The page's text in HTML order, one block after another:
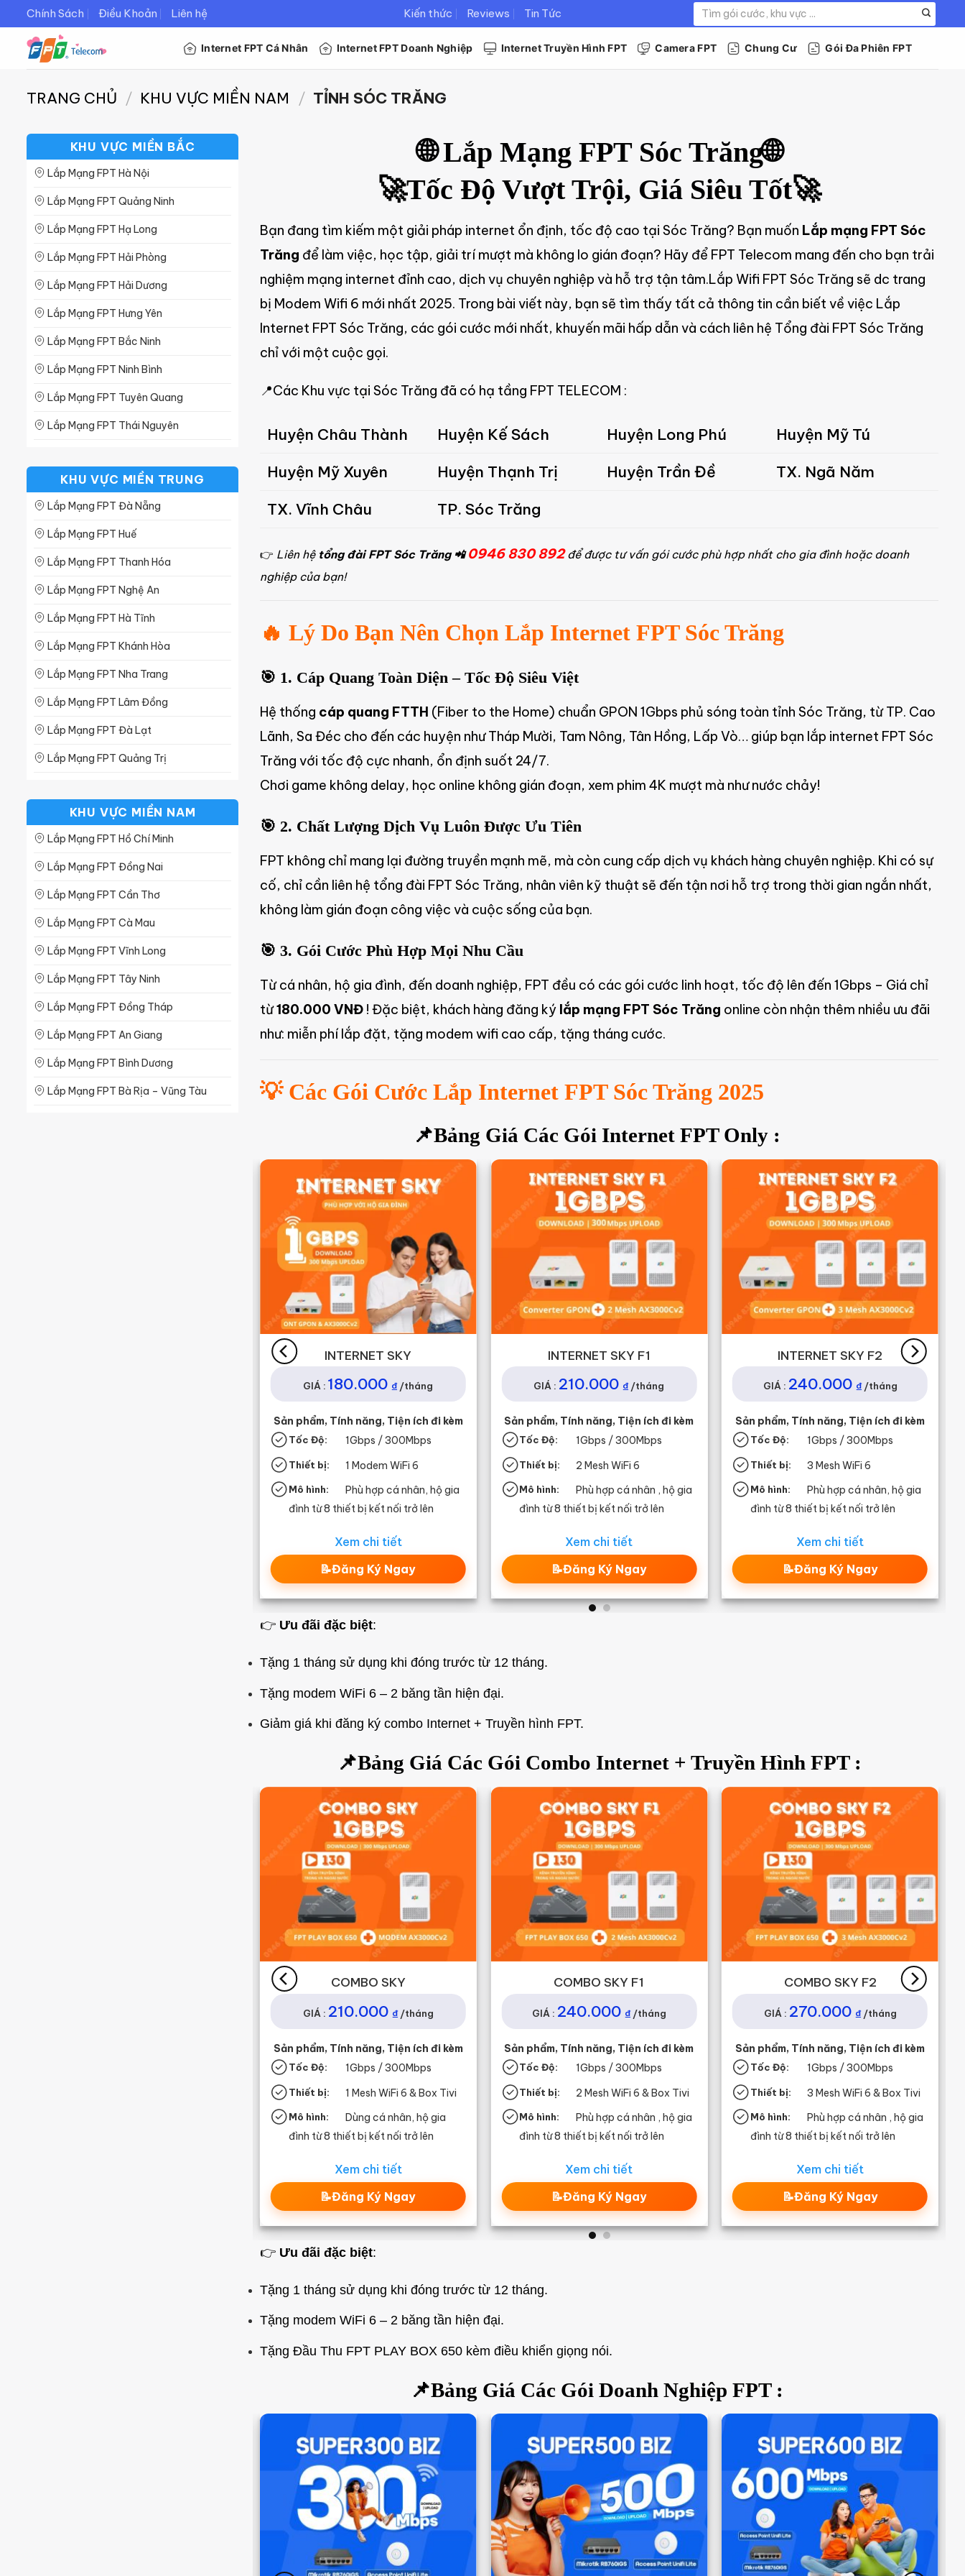
Chính Sách Điều Khoản Liên hệ Kiến thức Reviews Tin Tức
kiếm:
Internet FPT Cá Nhân Internet FPT Doanh Nghiệp Internet Truyền Hình FPT Camera FPT Chung Cư Gói Đa Phiên FPT
TRANG CHỦ / KHU VỰC MIỀN NAM / TỈNH SÓC TRĂNG
KHU VỰC MIỀN BẮC
Lắp Mạng FPT Hà Nội
Lắp Mạng FPT Quảng Ninh
Lắp Mạng FPT Hạ Long
Lắp Mạng FPT Hải Phòng
Lắp Mạng FPT Hải Dương
Lắp Mạng FPT Hưng Yên
Lắp Mạng FPT Bắc Ninh
Lắp Mạng FPT Ninh Bình
Lắp Mạng FPT Tuyên Quang
Lắp Mạng FPT Thái Nguyên
Lắp Mạng FPT Lạng Sơn
Lắp Mạng FPT Lào Cai
Lắp Mạng FPT Hà Nam
Lắp Mạng FPT Hòa Bình
Lắp Mạng FPT Nam Định
Lắp Mạng FPT Bắc Giang
Lắp Mạng FPT Thái Bình
Lắp Mạng FPT Vĩnh Phúc
KHU VỰC MIỀN TRUNG
Lắp Mạng FPT Đà Nẵng
Lắp Mạng FPT Huế
Lắp Mạng FPT Thanh Hóa
Lắp Mạng FPT Nghệ An
Lắp Mạng FPT Hà Tĩnh
Lắp Mạng FPT Khánh Hòa
Lắp Mạng FPT Nha Trang
Lắp Mạng FPT Lâm Đồng
Lắp Mạng FPT Đà Lạt
Lắp Mạng FPT Quảng Trị
Lắp Mạng FPT Gia Lai
Lắp Mạng FPT Dak Lak
Lắp Mạng FPT Bình Phước
Lắp Mạng FPT Bình Định
Lắp Mạng FPT Bình Thuận
Lắp Mạng FPT Quảng Nam
Lắp Mạng FPT Quảng Bình
KHU VỰC MIỀN NAM
Lắp Mạng FPT Hồ Chí Minh
Lắp Mạng FPT Đồng Nai
Lắp Mạng FPT Cần Thơ
Lắp Mạng FPT Cà Mau
Lắp Mạng FPT Vĩnh Long
Lắp Mạng FPT Tây Ninh
Lắp Mạng FPT Đồng Tháp
Lắp Mạng FPT An Giang
Lắp Mạng FPT Bình Dương
Lắp Mạng FPT Bà Rịa – Vũng Tàu
🌐 Lắp Mạng FPT Sóc Trăng🌐
🚀Tốc Độ Vượt Trội, Giá Siêu Tốt🚀
Bạn đang tìm kiếm một giải pháp internet ổn định, tốc độ cao tại Sóc Trăng? Bạn muốn Lắp mạng FPT Sóc
Trăng để làm việc, học tập, giải trí mượt mà không lo gián đoạn? Hãy để FPT Telecom mang đến cho bạn trải
nghiệm mạng internet đỉnh cao, dịch vụ chuyên nghiệp và hỗ trợ tận tâm.Lắp Wifi FPT Sóc Trăng sẽ dc trang
bị Modem Wifi 6 mới nhất 2025. Trong bài viết này, bạn sẽ tìm thấy tất cả thông tin cần biết về việc Lắp
Internet FPT Sóc Trăng, các gói cước mới nhất, khuyến mãi hấp dẫn và cách liên hệ Tổng đài FPT Sóc Trăng
chỉ với một cuộc gọi.
📍Các Khu vực tại Sóc Trăng đã có hạ tầng FPT TELECOM :
Huyện Châu Thành Huyện Kế Sách Huyện Long Phú
Huyện Mỹ Tú
Huyện Mỹ Xuyên
Huyện Thạnh Trị Huyện Trần Đề
TX. Ngã Năm
TX. Vĩnh Châu
TP. Sóc Trăng
👉 Liên hệ tổng đài FPT Sóc Trăng 📲0946 830 892để được tư vấn gói cước phù hợp nhất cho gia đình hoặc doanh
nghiệp của bạn!
🔥 Lý Do Bạn Nên Chọn Lắp Internet FPT Sóc Trăng
🎯 1. Cáp Quang Toàn Diện – Tốc Độ Siêu Việt
Hệ thống cáp quang FTTH (Fiber to the Home) chuẩn GPON 1Gbps phủ sóng toàn tỉnh Sóc Trăng, từ TP. Cao
Lãnh, Sa Đéc cho đến các huyện như Tháp Mười, Tam Nông, Tân Hồng, Lấp Vò… giúp bạn lắp internet FPT Sóc
Trăng với tốc độ cực nhanh, ổn định suốt 24/7.
Chơi game không delay, học online không gián đoạn, xem phim 4K mượt mà như nước chảy!
🎯 2. Chất Lượng Dịch Vụ Luôn Được Ưu Tiên
FPT không chỉ mang lại đường truyền mạnh mẽ, mà còn cung cấp dịch vụ khách hàng chuyên nghiệp. Khi có sự
cố, chỉ cần liên hệ tổng đài FPT Sóc Trăng, nhân viên kỹ thuật sẽ đến tận nơi hỗ trợ trong thời gian ngắn nhất,
không làm gián đoạn công việc và cuộc sống của bạn.
🎯 3. Gói Cước Phù Hợp Mọi Nhu Cầu
Từ cá nhân, hộ gia đình, đến doanh nghiệp, FPT đều có các gói cước linh hoạt, tốc độ lên đến 1Gbps – Giá chỉ
từ180.000 VNĐ ! Đặc biệt, khách hàng đăng ký lắp mạng FPT Sóc Trăng online còn nhận thêm nhiều ưu đãi
như: miễn phí lắp đặt, tặng modem wifi cao cấp, tặng tháng cước.
💡 Các Gói Cước Lắp Internet FPT Sóc Trăng 2025
📌Bảng Giá Các Gói Internet FPT Only :
INTERNET SKY
GIÁ : 180.000 ₫ /tháng
Sản phẩm, Tính năng, Tiện ích đi kèm
Tốc Độ: 1Gbps / 300Mbps
Thiết bị: 1 Modem WiFi 6
Mô hình:
Phù hợp cá nhân, hộ gia
đình từ 8 thiết bị kết nối trở lên
Xem chi tiết
📝Đăng Ký Ngay
INTERNET SKY F1
GIÁ : 210.000 ₫ /tháng
Sản phẩm, Tính năng, Tiện ích đi kèm
Tốc Độ: 1Gbps / 300Mbps
Thiết bị: 2 Mesh WiFi 6
Mô hình:
Phù hợp cá nhân , hộ gia
đình từ 8 thiết bị kết nối trở lên
Xem chi tiết
📝Đăng Ký Ngay
INTERNET SKY F2
GIÁ : 240.000 ₫ /tháng
Sản phẩm, Tính năng, Tiện ích đi kèm
Tốc Độ: 1Gbps / 300Mbps
Thiết bị: 3 Mesh WiFi 6
Mô hình:
Phù hợp cá nhân, hộ gia
đình từ 8 thiết bị kết nối trở lên
Xem chi tiết
📝Đăng Ký Ngay
👉 Ưu đãi đặc biệt:
Tặng 1 tháng sử dụng khi đóng trước từ 12 tháng.
Tặng modem WiFi 6 – 2 băng tần hiện đại.
Giảm giá khi đăng ký combo Internet + Truyền hình FPT.
📌Bảng Giá Các Gói Combo Internet + Truyền Hình FPT :
COMBO SKY
GIÁ : 210.000 ₫ /tháng
Sản phẩm, Tính năng, Tiện ích đi kèm
Tốc Độ: 1Gbps / 300Mbps
Thiết bị: 1 Mesh WiFi 6 & Box Tivi
Mô hình:
Dùng cá nhân, hộ gia
đình từ 8 thiết bị kết nối trở lên
Xem chi tiết
📝Đăng Ký Ngay
COMBO SKY F1
GIÁ : 240.000 ₫ /tháng
Sản phẩm, Tính năng, Tiện ích đi kèm
Tốc Độ: 1Gbps / 300Mbps
Thiết bị: 2 Mesh WiFi 6 & Box Tivi
Mô hình:
Phù hợp cá nhân , hộ gia
đình từ 8 thiết bị kết nối trở lên
Xem chi tiết
📝Đăng Ký Ngay
COMBO SKY F2
GIÁ : 270.000 ₫ /tháng
Sản phẩm, Tính năng, Tiện ích đi kèm
Tốc Độ: 1Gbps / 300Mbps
Thiết bị: 3 Mesh WiFi 6 & Box Tivi
Mô hình:
Phù hợp cá nhân , hộ gia
đình từ 8 thiết bị kết nối trở lên
Xem chi tiết
📝Đăng Ký Ngay
👉 Ưu đãi đặc biệt:
Tặng 1 tháng sử dụng khi đóng trước từ 12 tháng.
Tặng modem WiFi 6 – 2 băng tần hiện đại.
Tặng Đầu Thu FPT PLAY BOX 650 kèm điều khiển giọng nói.
📌Bảng Giá Các Gói Doanh Nghiệp FPT :